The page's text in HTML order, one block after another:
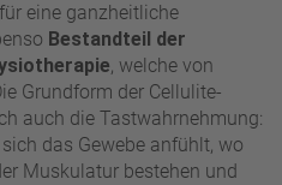
eine ganzheitliche
Bestandteil der
, welche von
Grundform der Cellulite-
auch die Tastwahrnehmung:
das Gewebe anfühlt, wo
Muskulatur bestehen und